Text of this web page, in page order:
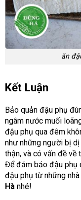
ăn
Kết Luận
Bảo quản đậu phụ
ngâm nước muối
đậu phụ qua đêm
như những người bị
thận, và có vấn đề về
Để đảm bảo đậu phụ
đậu phụ từ những
Hà nhé!